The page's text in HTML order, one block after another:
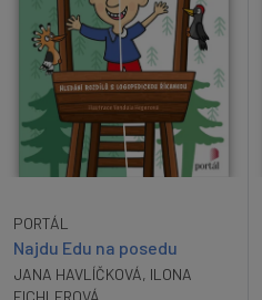
PORTÁL
Najdu Edu na posedu
JANA HAVLÍČKOVÁ, ILONA
EICHLEROVÁ